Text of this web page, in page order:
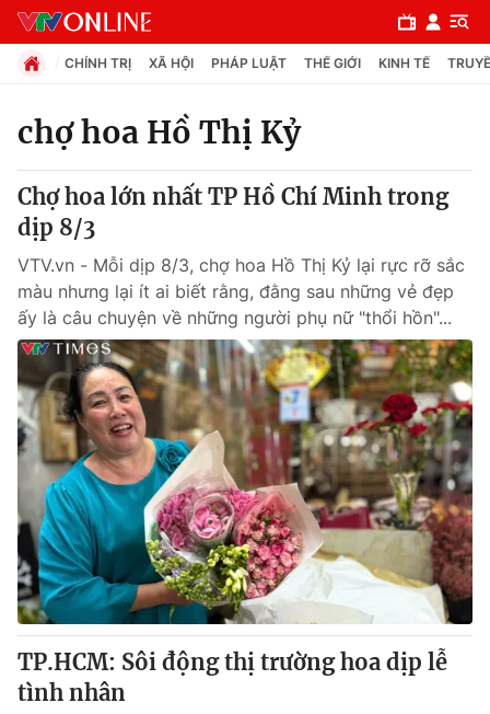
Chuyên mục
Chính trị
Xã hội
Pháp luật
Y tế
Thế giới
Tin tức
Thế giới đó đây
Câu chuyện quốc tế
Kinh tế
Tài chính
Thị trường
Góc doanh nghiệp
Dữ liệu và đời sống
Truyền hình
CHÍNH TRỊ XÃ HỘI PHÁP LUẬT THẾ GIỚI KINH TẾ
chợ hoa Hồ Thị Kỷ
Chợ hoa lớn nhất TP Hồ Chí Minh trong
dịp 8/3
VTV.vn - Mỗi dịp 8/3, chợ hoa Hồ Thị Kỷ lại rực rỡ sắc
màu nhưng lại ít ai biết rằng, đằng sau những vẻ đẹp
ấy là câu chuyện về những người phụ nữ "thổi hồn"...
TP.HCM: Sôi động thị trường hoa dịp lễ
tình nhân